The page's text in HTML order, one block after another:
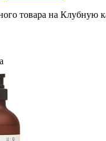
товара на Клубную
Р